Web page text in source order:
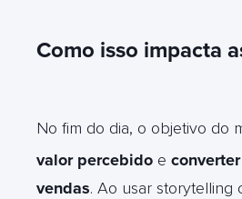
Como isso impacta
No fim do dia, o objetivo do
valor percebido e
vendas. Ao usar storytelling